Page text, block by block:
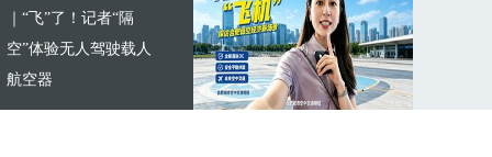
｜“飞”了！记者“隔
空”体验无人驾驶载人
航空器